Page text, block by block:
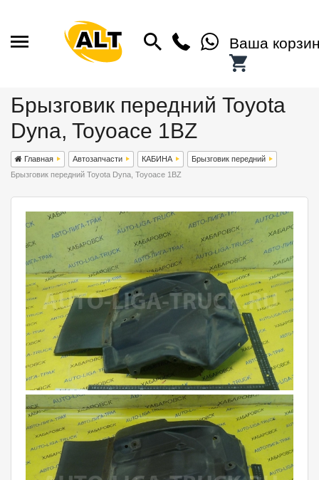
Ваша
Брызговик передний Toyota
Dyna, Toyoace 1BZ
Главная Автозапчасти КАБИНА
Брызговик передний
Брызговик передний Toyota Dyna, Toyoace 1BZ